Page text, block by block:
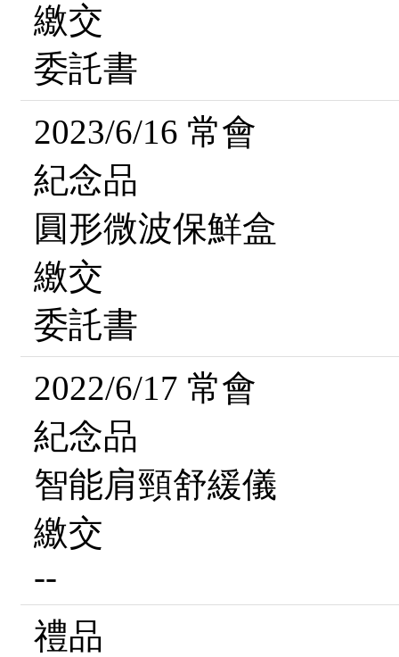
繳交
委託書
2023/6/16 常會
紀念品
圓形微波保鮮盒
繳交
委託書
2022/6/17 常會
紀念品
智能肩頸舒緩儀
繳交
--
禮品